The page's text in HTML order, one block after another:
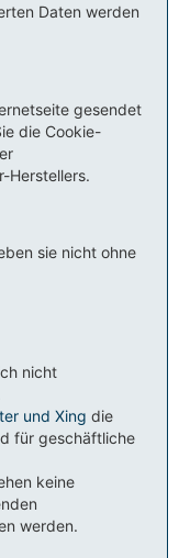
Daten werden
gesendet
die Cookie-
Herstellers.
sie nicht ohne
nicht
und Xing die
für geschäftliche
keine
werden.